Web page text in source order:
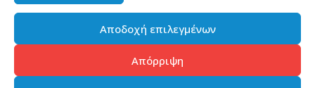
Αποδοχή επιλεγμένων
Απόρριψη
Όροι χρήσης
Πολιτική προστασίας προσωπικών δεδομένων του
Διαχείρηση συγκατάθεσης